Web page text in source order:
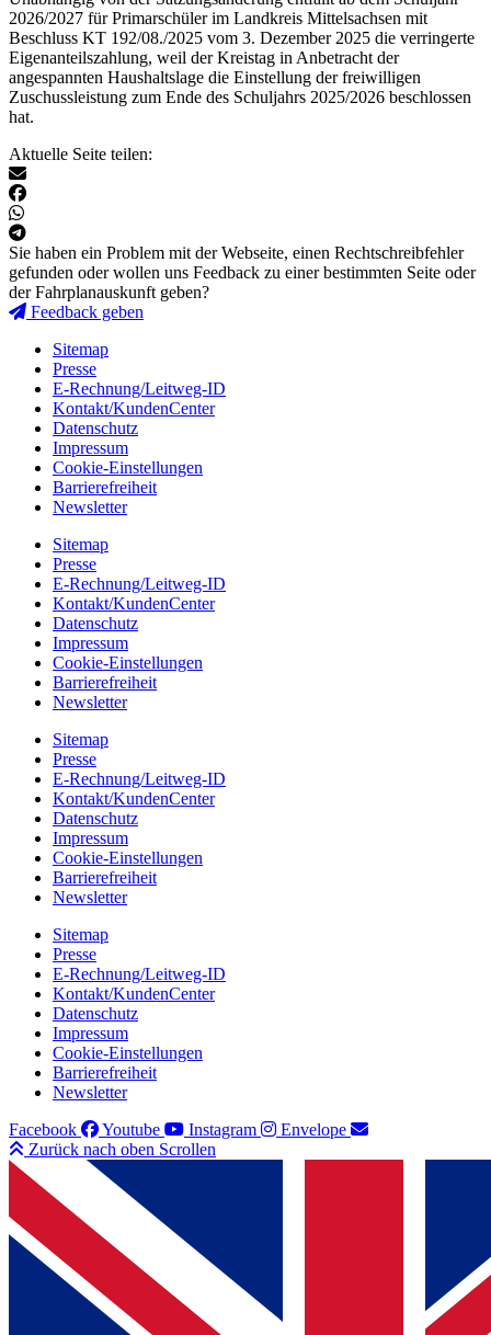
2026/2027 für Primarschüler im Landkreis Mittelsachsen mit
Beschluss KT 192/08./2025 vom 3. Dezember 2025 die verringerte
Eigenanteilszahlung, weil der Kreistag in Anbetracht der
angespannten Haushaltslage die Einstellung der freiwilligen
Zuschussleistung zum Ende des Schuljahrs 2025/2026 beschlossen
hat.​
Aktuelle Seite teilen:
Sie haben ein Problem mit der Webseite, einen Rechtschreibfehler
gefunden oder wollen uns Feedback zu einer bestimmten Seite oder
der Fahrplanauskunft geben?
Feedback geben
Sitemap
Presse
E-Rechnung/Leitweg-ID
Kontakt/KundenCenter
Datenschutz
Impressum
Cookie-Einstellungen
Barrierefreiheit
Newsletter
Sitemap
Presse
E-Rechnung/Leitweg-ID
Kontakt/KundenCenter
Datenschutz
Impressum
Cookie-Einstellungen
Barrierefreiheit
Newsletter
Sitemap
Presse
E-Rechnung/Leitweg-ID
Kontakt/KundenCenter
Datenschutz
Impressum
Cookie-Einstellungen
Barrierefreiheit
Newsletter
Sitemap
Presse
E-Rechnung/Leitweg-ID
Kontakt/KundenCenter
Datenschutz
Impressum
Cookie-Einstellungen
Barrierefreiheit
Newsletter
Facebook
Youtube Instagram
Envelope
Zurück nach oben Scrollen